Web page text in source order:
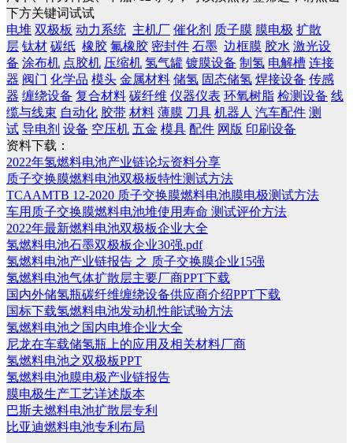
下方关键词试试
电堆 双极板 动力系统 主机厂 催化剂 质子膜 膜电极 扩散
层 钛材 碳纸 橡胶 氟橡胶 密封件 石墨 边框膜 胶水 激光设
备 涂布机 点胶机 压缩机 氢气罐 镀膜设备 制氢 电解槽 连接
器 阀门 化学品 模头 金属材料 储氢 固态储氢 焊接设备 传感
器 缠绕设备 复合材料 碳纤维 仪器仪表 环氧树脂 检测设备 线
缆与线束 自动化 胶带 材料 薄膜 刀具 机器人 汽车配件 测
试 导电剂 设备 空压机 五金 模具 配件 网版 印刷设备
资料下载：
2022年氢燃料电池产业链论坛资料分享
质子交换膜燃料电池双极板特性测试方法
TCAAMTB 12-2020 质子交换膜燃料电池膜电极测试方法
车用质子交换膜燃料电池堆使用寿命 测试评价方法
2022年最新燃料电池双极板企业大全
氢燃料电池石墨双极板企业30强.pdf
氢燃料电池产业链报告 之 质子交换膜企业15强
氢燃料电池气体扩散层主要厂商PPT下载
国内外储氢瓶碳纤维缠绕设备供应商介绍PPT下载
国标下载氢燃料电池发动机性能试验方法
氢燃料电池之国内电堆企业大全
尼龙在车载储氢瓶上的应用及相关材料厂商
氢燃料电池之双极板PPT
氢燃料电池膜电极产业链报告
膜电极生产工艺详述版本
巴斯夫燃料电池扩散层专利
比亚迪燃料电池专利布局